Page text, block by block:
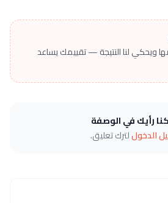
ويحكي لنا النتيجة — تقييمك يساعد
رأيك في الوصفة
الدخوللترك تعليق.